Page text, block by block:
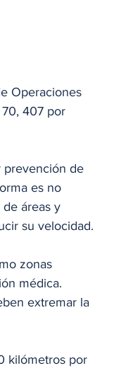
Operaciones
407 por
prevención de
es no
áreas y
su velocidad.
zonas
médica.
extremar la
kilómetros por